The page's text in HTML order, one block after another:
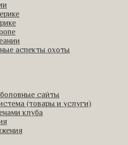
аспекты охоты
сайты
(товары и услуги)
клуба